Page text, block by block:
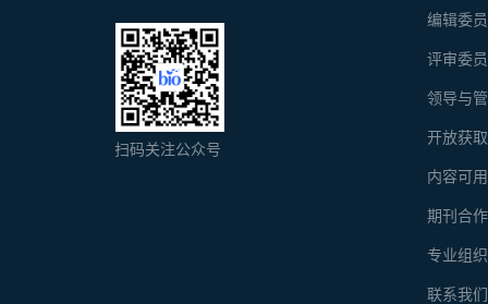
编辑委
评审委
领导与
开放获
内容可
期刊合
专业组
联系我们
扫码关注公众号